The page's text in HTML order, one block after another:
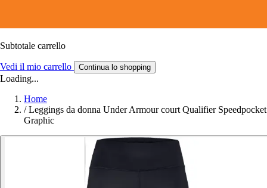
Subtotale carrello
Vedi il mio carrello Continua lo shopping
Loading...
Home
/ Leggings da donna Under Armour court Qualifier Speedpocket
Graphic